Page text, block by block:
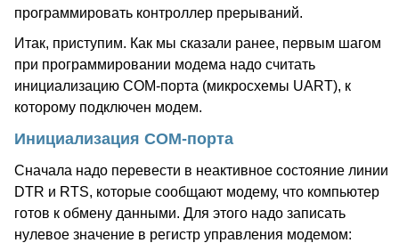
программировать контроллер прерываний.
Итак, приступим. Как мы сказали ранее, первым шагом
при программировании модема надо считать
инициализацию COM-порта (микросхемы UART), к
которому подключен модем.
Инициализация COM-порта
Сначала надо перевести в неактивное состояние линии
DTR и RTS, которые сообщают модему, что компьютер
готов к обмену данными. Для этого надо записать
нулевое значение в регистр управления модемом: